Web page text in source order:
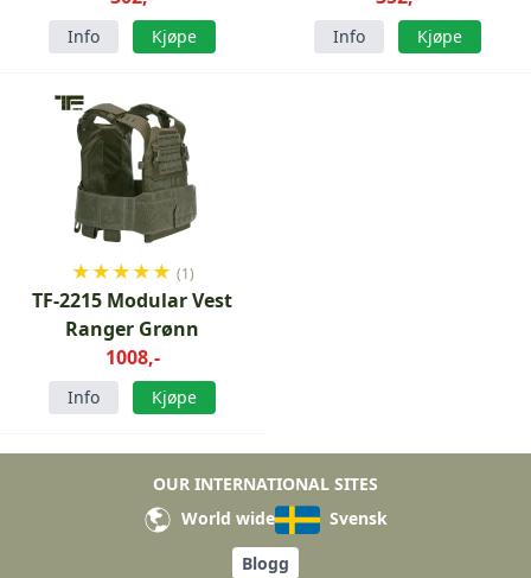
Info Kjøpe Info Kjøpe
★★★★★ (1)
TF-2215 Modular Vest
Ranger Grønn
1008,-
Info Kjøpe
OUR INTERNATIONAL SITES
World wide
Svensk
Blogg